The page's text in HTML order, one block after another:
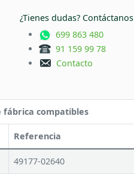
¿Tienes dudas? Contáctanos
699 863 480
91 159 99 78
Contacto
fábrica compatibles
Referencia
49177-02640